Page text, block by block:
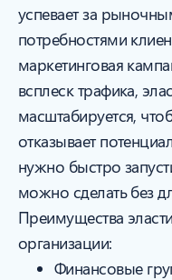
успевает за
потребностями
маркетинговая
всплеск трафика,
масштабируется,
отказывает
нужно быстро
можно сделать без
Преимущества
организации:
Финансовые